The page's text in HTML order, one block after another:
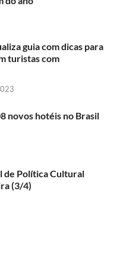
guia com dicas para
turistas com
novos hotéis no Brasil
de Política Cultural
(3/4)